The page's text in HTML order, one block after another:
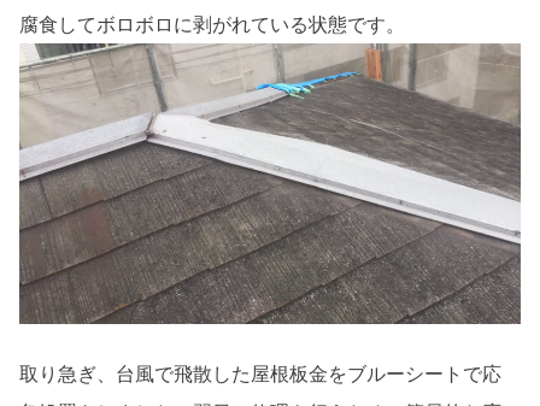
腐食してボロボロに剥がれている状態です。
取り急ぎ、台風で飛散した屋根板金をブルーシートで応